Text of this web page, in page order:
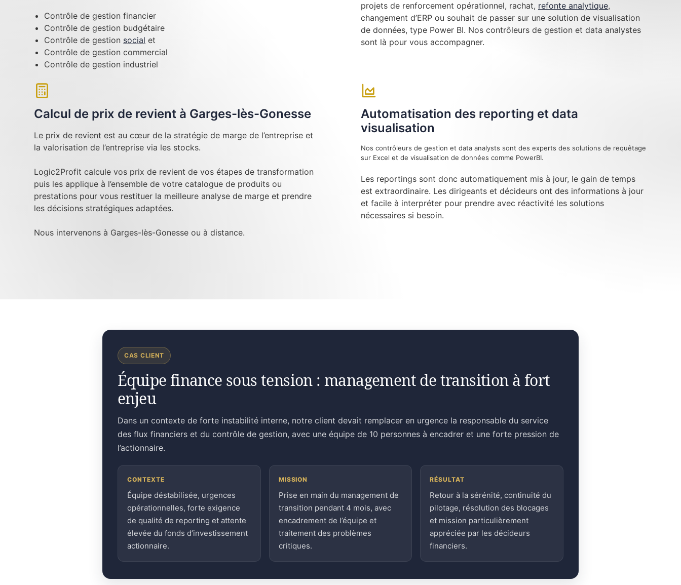
Contrôle de gestion financier
Contrôle de gestion budgétaire
Contrôle de gestion social et
Contrôle de gestion commercial
Contrôle de gestion industriel
projets de renforcement opérationnel, rachat, refonte analytique,
changement d’ERP ou souhait de passer sur une solution de visualisation
de données, type Power BI. Nos contrôleurs de gestion et data analystes
sont là pour vous accompagner.
Calcul de prix de revient à Garges-lès-Gonesse
Le prix de revient est au cœur de la stratégie de marge de l’entreprise et
la valorisation de l’entreprise via les stocks.
Logic2Profit calcule vos prix de revient de vos étapes de transformation
puis les applique à l’ensemble de votre catalogue de produits ou
prestations pour vous restituer la meilleure analyse de marge et prendre
les décisions stratégiques adaptées.
Nous intervenons à Garges-lès-Gonesse ou à distance.
Automatisation des reporting et data
visualisation
Nos contrôleurs de gestion et data analysts sont des experts des solutions de requêtage
sur Excel et de visualisation de données comme PowerBI.
Les reportings sont donc automatiquement mis à jour, le gain de temps
est extraordinaire. Les dirigeants et décideurs ont des informations à jour
et facile à interpréter pour prendre avec réactivité les solutions
nécessaires si besoin.
CAS CLIENT
Équipe finance sous tension : management de transition à fort
enjeu
Dans un contexte de forte instabilité interne, notre client devait remplacer en urgence la responsable du service
des flux financiers et du contrôle de gestion, avec une équipe de 10 personnes à encadrer et une forte pression de
l’actionnaire.
CONTEXTE
Équipe déstabilisée, urgences
opérationnelles, forte exigence
de qualité de reporting et attente
élevée du fonds d’investissement
actionnaire.
MISSION
Prise en main du management de
transition pendant 4 mois, avec
encadrement de l’équipe et
traitement des problèmes
critiques.
RÉSULTAT
Retour à la sérénité, continuité du
pilotage, résolution des blocages
et mission particulièrement
appréciée par les décideurs
financiers.